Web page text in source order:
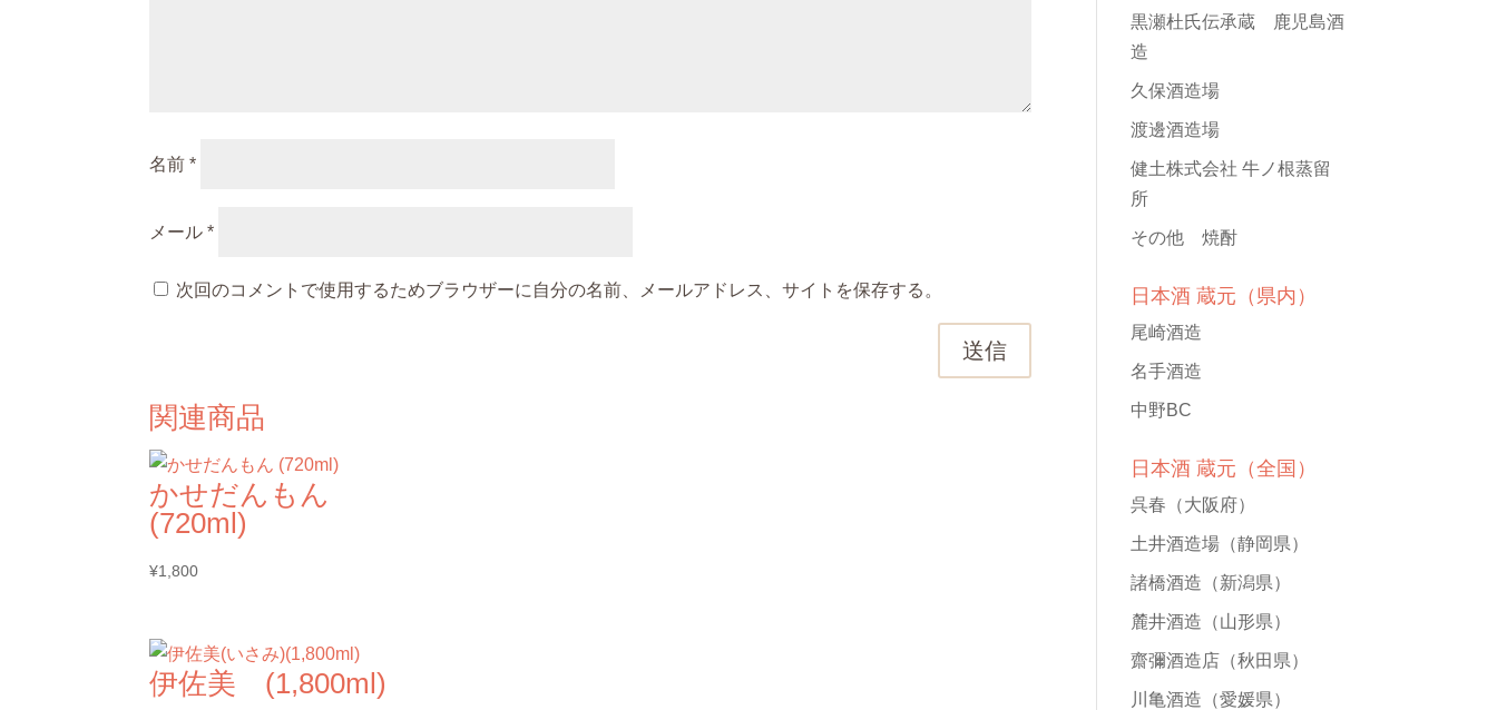
名前*
メール*
次回のコメントで使用するためブラウザーに自分の名前、メールアドレス、サイトを保存する。
送信
関連商品
かせだんもん
(720ml)
¥1,800
伊佐美 (1,800ml)
黒瀬杜氏伝承蔵 鹿児島酒
造
久保酒造場
渡邊酒造場
健土株式会社 牛ノ根蒸留
所
その他 焼酎
日本酒 蔵元（県内）
尾崎酒造
名手酒造
中野BC
日本酒 蔵元（全国）
呉春 （大阪府）
土井酒造場 （静岡県）
諸橋酒造 （新潟県）
麓井酒造 （山形県）
齋彌酒造店 （秋田県）
川亀酒造 （愛媛県）